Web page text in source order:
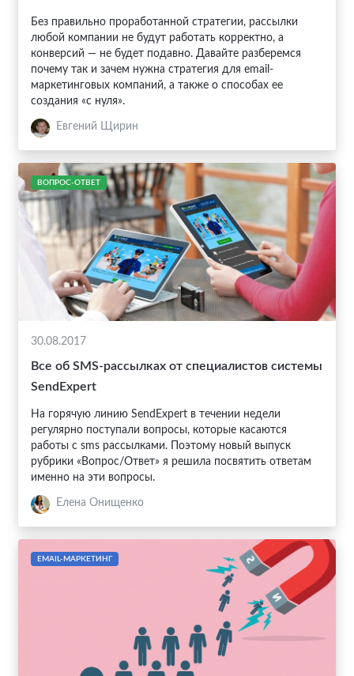
Без правильно проработанной стратегии, рассылки
любой компании не будут работать корректно, а
конверсий — не будет подавно. Давайте разберемся
почему так и зачем нужна стратегия для email-
маркетинговых компаний, а также о способах ее
создания «с нуля».
Евгений Щирин
ВОПРОС-ОТВЕТ
30.08.2017
Все об SMS-рассылках от специалистов системы
SendExpert
На горячую линию SendExpert в течении недели
регулярно поступали вопросы, которые касаются
работы с sms рассылками. Поэтому новый выпуск
рубрики «Вопрос/Ответ» я решила посвятить ответам
именно на эти вопросы.
Елена Онищенко
EMAIL-МАРКЕТИНГ